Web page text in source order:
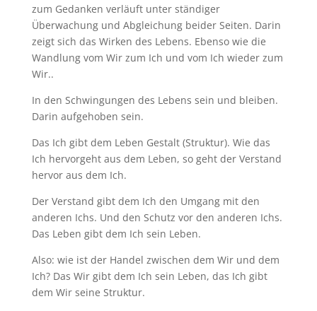
zum Gedanken verläuft unter ständiger
Überwachung und Abgleichung beider Seiten. Darin
zeigt sich das Wirken des Lebens. Ebenso wie die
Wandlung vom Wir zum Ich und vom Ich wieder zum
Wir..
In den Schwingungen des Lebens sein und bleiben.
Darin aufgehoben sein.
Das Ich gibt dem Leben Gestalt (Struktur). Wie das
Ich hervorgeht aus dem Leben, so geht der Verstand
hervor aus dem Ich.
Der Verstand gibt dem Ich den Umgang mit den
anderen Ichs. Und den Schutz vor den anderen Ichs.
Das Leben gibt dem Ich sein Leben.
Also: wie ist der Handel zwischen dem Wir und dem
Ich? Das Wir gibt dem Ich sein Leben, das Ich gibt
dem Wir seine Struktur.